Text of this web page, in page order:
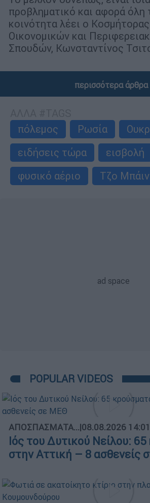
προβληματικό και αφορά όλη
κοινότητα λέει ο
Οικονομικών και
Σπουδών, Κωνσταντίνος
περισσότερα άρθρα
πόλεμος
Ρωσία
ειδήσεις τώρα
εισβολή
φυσικό αέριο
Τζο
POPULAR VIDEOS
ΑΠΟΣΠΑΣΜΑΤΑ...|08.08.2026 14:01
Ιός του Δυτικού Νείλου:
στην Αττική – 8 ασθενείς